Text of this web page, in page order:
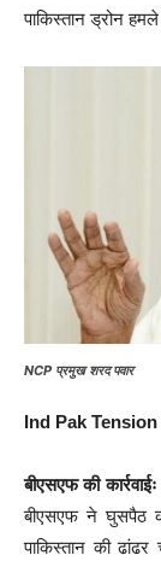
पाकिस्तान ड्रोन
NCP प्रमुख शरद पवार
Ind Pak Tension
बीएसएफ की कार्रवाईः
बीएसएफ ने घुसपैठ
पाकिस्तान की